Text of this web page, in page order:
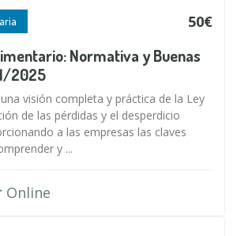
50€
Normativa y Buenas
2025
visión completa y práctica de la Ley
de las pérdidas y el desperdicio
a las empresas las claves
y ...
Online